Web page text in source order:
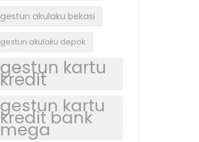
gestun akulaku bekasi
gestun akulaku depok
gestun kartu
kredit
gestun kartu
kredit bank
mega